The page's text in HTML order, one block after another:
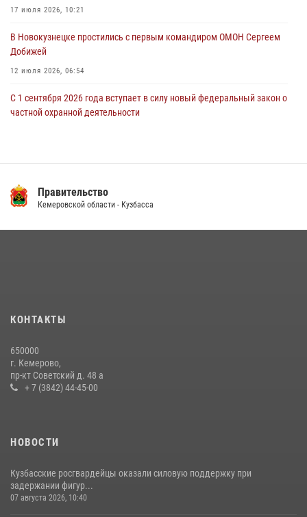
06 августа 2026, 07:16
17 июля 2026, 10:21
В Новокузнецке простились с первым командиром ОМОН Сергеем
Добижей
12 июля 2026, 06:54
С 1 сентября 2026 года вступает в силу новый федеральный закон о
частной охранной деятельности
14 июля 2026, 08:52 1
20 июля 2026, 08:52
детского дома в рамках всероссийской акции
20 июля 2026, 10:54
Правительство
Кемеровской области - Кузбасса
КОНТАКТЫ
650000
г. Кемерово,
пр-кт Советский д. 48 а
+ 7 (3842) 44-45-00
НОВОСТИ
Кузбасские росгвардейцы оказали силовую поддержку при
задержании фигур...
07 августа 2026, 10:40